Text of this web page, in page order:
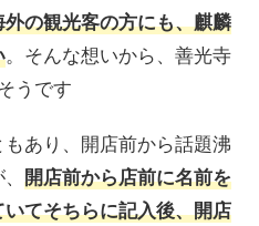
の観光客の方にも、麒麟
。そんな想いから、善光寺
うです
あり、開店前から話題沸
開店前から店前に名前を
てそちらに記入後、開店